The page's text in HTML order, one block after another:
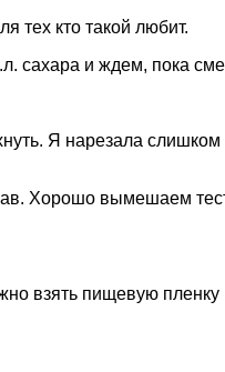
тех кто такой любит.
сахара и ждем, пока
Я нарезала
Хорошо вымешаем
взять пищевую пленку